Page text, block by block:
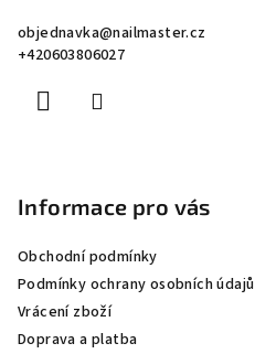
objednavka@nailmaster.cz
+420603806027
Informace pro vás
Obchodní podmínky
Podmínky ochrany osobních údajů
Vrácení zboží
Doprava a platba